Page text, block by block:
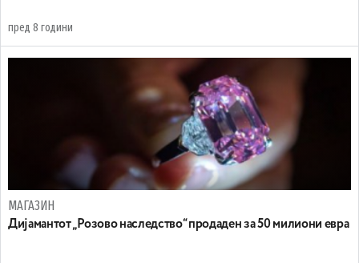
пред 8 години
МАГАЗИН
Дијамантот „Розово наследство“ продаден за 50 милиони евра